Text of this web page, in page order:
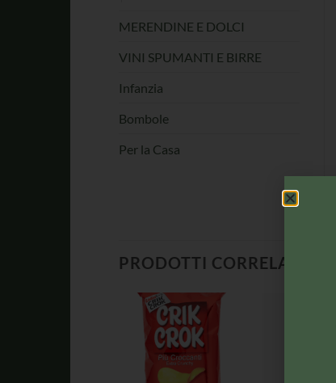
MERENDINE E DOLCI
VINI SPUMANTI E BIRRE
Infanzia
Bombole
Per la Casa
PRODOTTI CORRELATI